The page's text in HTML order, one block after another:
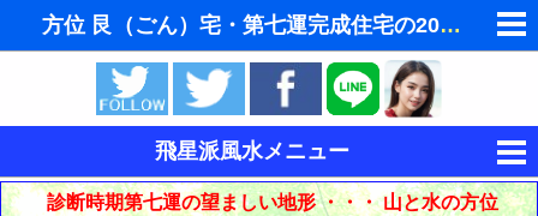
方位 艮（ごん）宅・第七運完成住宅の2002年（
ゆめの夢占い
人気の夢占い
東洋・西洋占星術
飛星派風水メニュー
風水とは
診断時期第七運の望ましい地形 ・・・ 山と水の方位